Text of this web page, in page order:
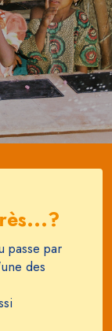
passe par
des